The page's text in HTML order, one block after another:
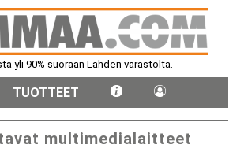
yli 90% suoraan Lahden varastolta.
TUOTTEET
multimedialaitteet